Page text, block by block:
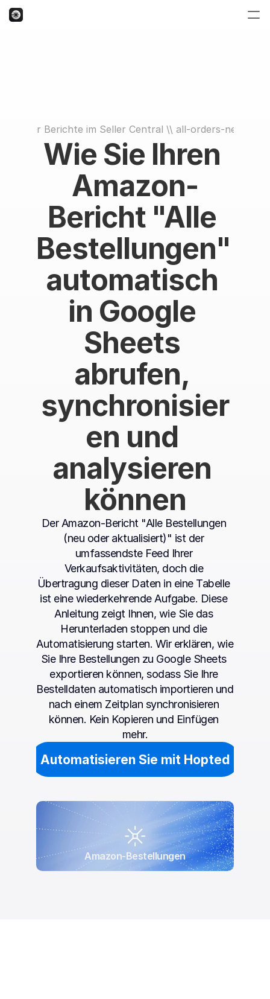
der Berichte im Seller Central \\ all-orders-new-or-
Wie Sie Ihren
Amazon-
Bericht "Alle
Bestellungen"
automatisch
in Google
Sheets
abrufen,
synchronisier
en und
analysieren
können
Der Amazon-Bericht "Alle Bestellungen
(neu oder aktualisiert)" ist der
umfassendste Feed Ihrer
Verkaufsaktivitäten, doch die
Übertragung dieser Daten in eine Tabelle
ist eine wiederkehrende Aufgabe. Diese
Anleitung zeigt Ihnen, wie Sie das
Herunterladen stoppen und die
Automatisierung starten. Wir erklären, wie
Sie Ihre Bestellungen zu Google Sheets
exportieren können, sodass Sie Ihre
Bestelldaten automatisch importieren und
nach einem Zeitplan synchronisieren
können. Kein Kopieren und Einfügen
mehr.
Automatisieren Sie mit Hopted
Amazon-Bestellungen